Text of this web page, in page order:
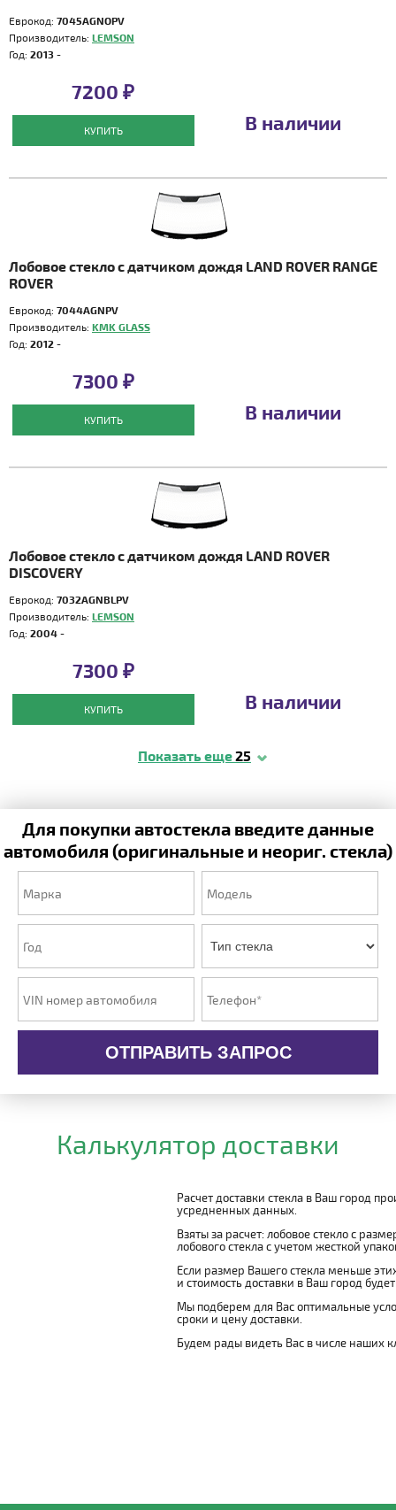
Еврокод: 7045AGNOPV
Производитель: LEMSON
Год: 2013 -
7200 ₽
КУПИТЬ В наличии
Лобовое стекло с датчиком дождя LAND ROVER RANGE
ROVER
Еврокод: 7044AGNPV
Производитель: KMK GLASS
Год: 2012 -
7300 ₽
КУПИТЬ В наличии
Лобовое стекло с датчиком дождя LAND ROVER
DISCOVERY
Еврокод: 7032AGNBLPV
Производитель: LEMSON
Год: 2004 -
7300 ₽
КУПИТЬ В наличии
Показать еще25
Для покупки автостекла введите данные
автомобиля (оригинальные и неориг. стекла)
ОТПРАВИТЬ ЗАПРОС
Калькулятор доставки
Расчет доставки стекла в Ваш город
усредненных данных.
Взяты за расчет: лобовое стекло с
лобового стекла с учетом жесткой
Если размер Вашего стекла меньше
и стоимость доставки в Ваш город
Мы подберем для Вас оптимальные
сроки и цену доставки.
Будем рады видеть Вас в числе наших